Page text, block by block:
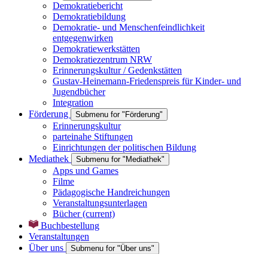
Demokratiebericht
Demokratiebildung
Demokratie- und Menschenfeindlichkeit
entgegenwirken
Demokratiewerkstätten
Demokratiezentrum NRW
Erinnerungskultur / Gedenkstätten
Gustav-Heinemann-Friedenspreis für Kinder- und
Jugendbücher
Integration
Förderung
Submenu for "Förderung"
Erinnerungskultur
parteinahe Stiftungen
Einrichtungen der politischen Bildung
Mediathek
Submenu for "Mediathek"
Apps und Games
Filme
Pädagogische Handreichungen
Veranstaltungsunterlagen
Bücher(current)
Buchbestellung
Veranstaltungen
Über uns
Submenu for "Über uns"